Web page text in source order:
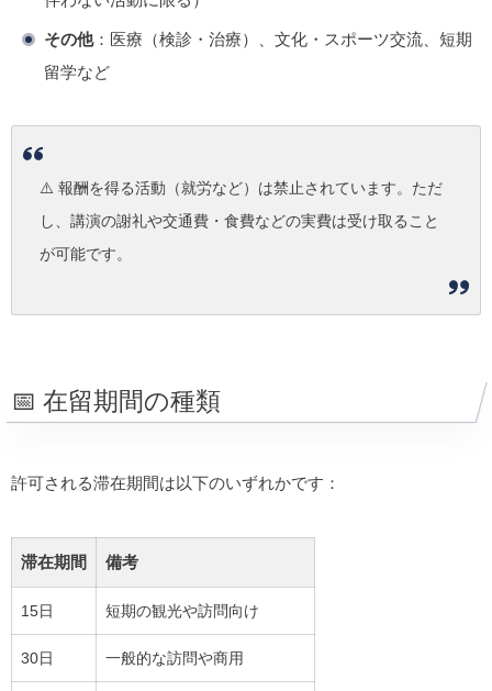
その他：医療（検診・治療）、文化・スポーツ交流、短期
留学など
⚠️ 報酬を得る活動（就労など）は禁止されています。ただ
し、講演の謝礼や交通費・食費などの実費は受け取ること
が可能です。
📅 在留期間の種類
許可される滞在期間は以下のいずれかです：
滞在期間 備考
15日 短期の観光や訪問向け
30日 一般的な訪問や商用